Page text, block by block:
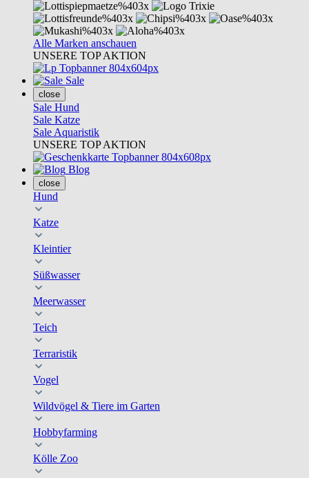
Alle Marken anschauen
UNSERE TOP AKTION
Sale
close
Sale Hund
Sale Katze
Sale Aquaristik
UNSERE TOP AKTION
Blog
close
Hund
Katze
Kleintier
Süßwasser
Meerwasser
Teich
Terraristik
Vogel
Wildvögel & Tiere im Garten
Hobbyfarming
Kölle Zoo